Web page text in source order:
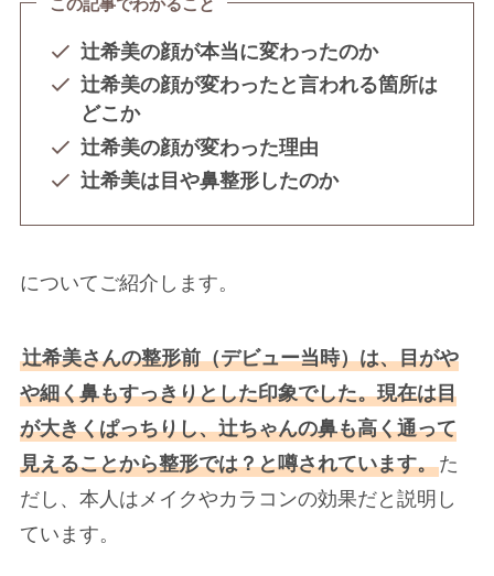
辻希美の顔が本当に変わったのか
辻希美の顔が変わったと言われる箇所は
どこか
辻希美の顔が変わった理由
辻希美は目や鼻整形したのか
についてご紹介します。
辻希美さんの整形前（デビュー当時）は、目がや
や細く鼻もすっきりとした印象でした。現在は目
が大きくぱっちりし、辻ちゃんの鼻も高く通って
見えることから整形では？と噂されています。た
だし、本人はメイクやカラコンの効果だと説明し
ています。